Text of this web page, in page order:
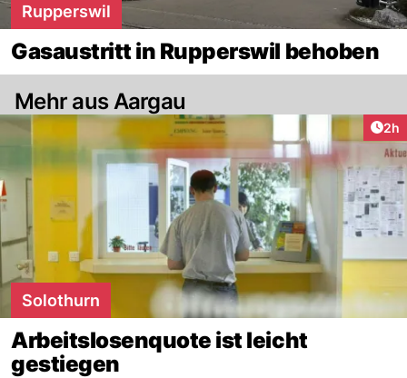
Rupperswil
Gasaustritt in Rupperswil behoben
Mehr aus Aargau
2h
Solothurn
Arbeitslosenquote ist leicht
gestiegen